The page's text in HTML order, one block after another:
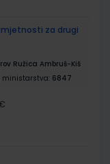
umjetnosti za drugi
Ružica Ambruš-Kiš
ministarstva: 6847